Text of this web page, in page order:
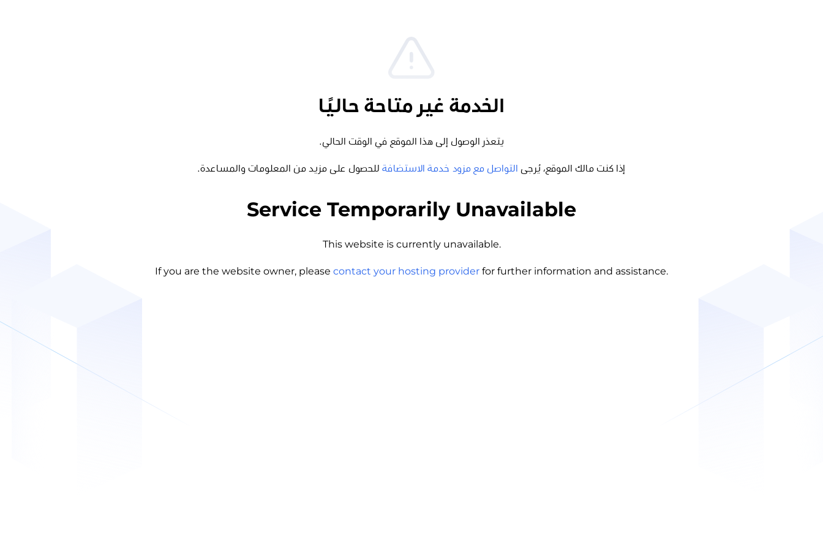
الخدمة غير متاحة حاليًا
يتعذر الوصول إلى هذا الموقع في الوقت الحالي.
إذا كنت مالك الموقع، يُرجى التواصل مع مزود خدمة الاستضافة للحصول على مزيد من المعلومات والمساعدة.
Service Temporarily Unavailable
This website is currently unavailable.
If you are the website owner, please contact your hosting provider for further information and assistance.